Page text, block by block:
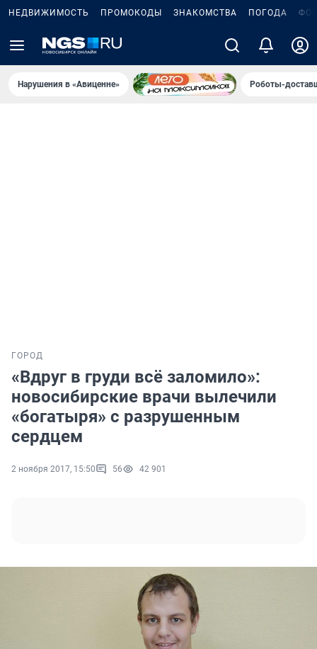
НЕДВИЖИМОСТЬ ПРОМОКОДЫ ЗНАКОМСТВА ПОГОДА
Нарушения в «Авиценне» Роботы-
ГОРОД
«Вдруг в груди всё заломило»:
новосибирские врачи вылечили
«богатыря» с разрушенным
сердцем
2 ноября 2017, 15:50 56 42 901